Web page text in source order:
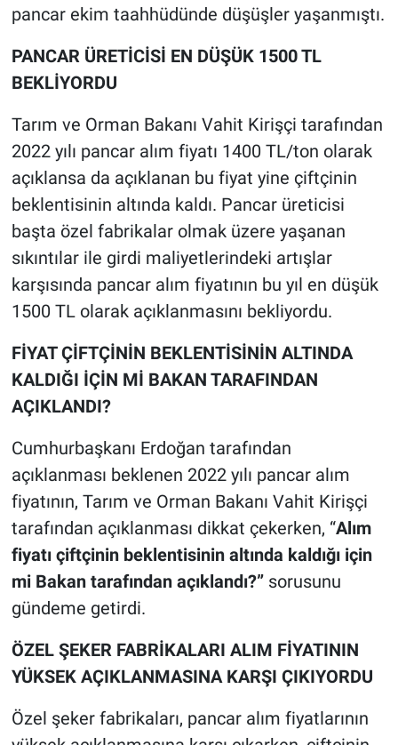
pancar ekim taahhüdünde düşüşler yaşanmıştı.
PANCAR ÜRETİCİSİ EN DÜŞÜK 1500 TL
BEKLİYORDU
Tarım ve Orman Bakanı Vahit Kirişçi tarafından
2022 yılı pancar alım fiyatı 1400 TL/ton olarak
açıklansa da açıklanan bu fiyat yine çiftçinin
beklentisinin altında kaldı. Pancar üreticisi
başta özel fabrikalar olmak üzere yaşanan
sıkıntılar ile girdi maliyetlerindeki artışlar
karşısında pancar alım fiyatının bu yıl en düşük
1500 TL olarak açıklanmasını bekliyordu.
FİYAT ÇİFTÇİNİN BEKLENTİSİNİN ALTINDA
KALDIĞI İÇİN Mİ BAKAN TARAFINDAN
AÇIKLANDI?
Cumhurbaşkanı Erdoğan tarafından
açıklanması beklenen 2022 yılı pancar alım
fiyatının, Tarım ve Orman Bakanı Vahit Kirişçi
tarafından açıklanması dikkat çekerken, “Alım
fiyatı çiftçinin beklentisinin altında kaldığı için
mi Bakan tarafından açıklandı?” sorusunu
gündeme getirdi.
ÖZEL ŞEKER FABRİKALARI ALIM FİYATININ
YÜKSEK AÇIKLANMASINA KARŞI ÇIKIYORDU
Özel şeker fabrikaları, pancar alım fiyatlarının